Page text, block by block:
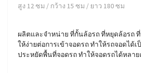
สูง 12 ซม / กว้าง 15 ซม / ยาว 180 ซม
ผลิตและจำหน่าย ที่กั้นล้อรถ ที่หยุดล้อรถ
ให้ง่ายต่อการเข้าจอดรถ ทำให้รถจอดได้เ
ประหยัดพื้นที่จอดรถ ทำให้จอดรถได้หลา